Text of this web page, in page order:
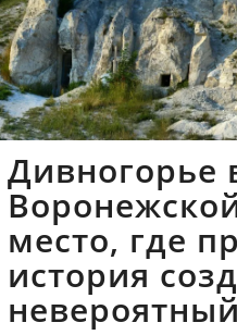
Дивногорье
место, где
история